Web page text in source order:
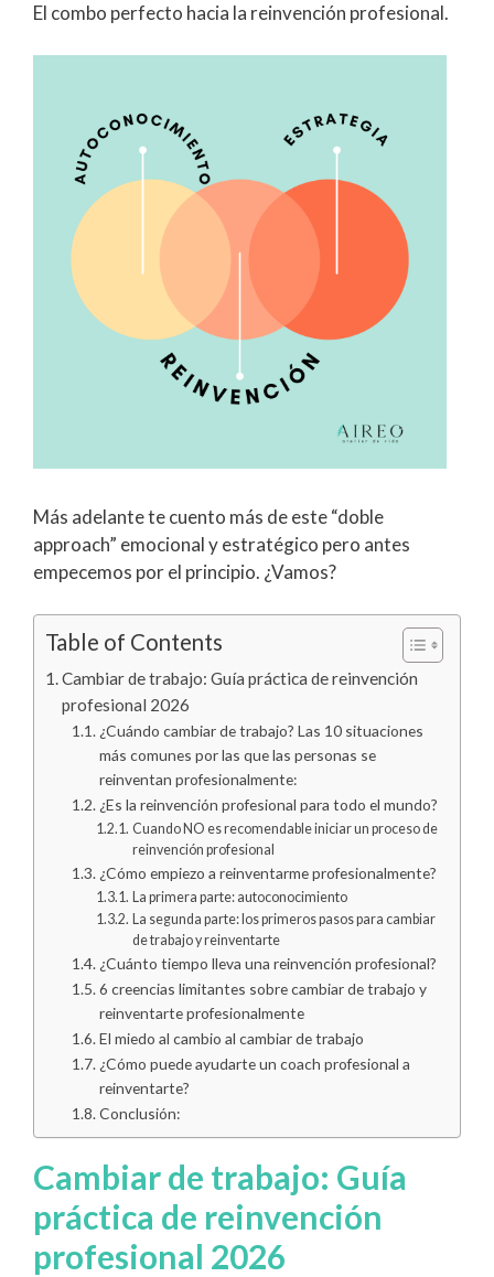
El combo perfecto hacia la reinvención profesional.
Más adelante te cuento más de este “doble
approach” emocional y estratégico pero antes
empecemos por el principio. ¿Vamos?
Table of Contents
Cambiar de trabajo: Guía práctica de reinvención
profesional 2026
¿Cuándo cambiar de trabajo? Las 10 situaciones
más comunes por las que las personas se
reinventan profesionalmente:
¿Es la reinvención profesional para todo el mundo?
Cuando NO es recomendable iniciar un proceso de
reinvención profesional
¿Cómo empiezo a reinventarme profesionalmente?
La primera parte: autoconocimiento
La segunda parte: los primeros pasos para cambiar
de trabajo y reinventarte
¿Cuánto tiempo lleva una reinvención profesional?
6 creencias limitantes sobre cambiar de trabajo y
reinventarte profesionalmente
El miedo al cambio al cambiar de trabajo
¿Cómo puede ayudarte un coach profesional a
reinventarte?
Conclusión:
Cambiar de trabajo: Guía
práctica de reinvención
profesional 2026